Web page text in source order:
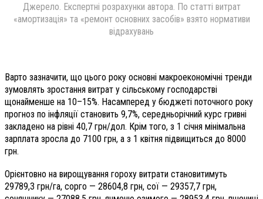
Джерело. Експертні розрахунки автора. По статті витрат
«амортизація» та «ремонт основних засобів» взято нормативи
відрахувань
Варто зазначити, що цього року основні макроекономічні тренди
зумовлять зростання витрат у сільському господарстві
щонайменше на 10–15%. Насамперед у бюджеті поточного року
прогноз по інфляції становить 9,7%, середньорічний курс гривні
закладено на рівні 40,7 грн/дол. Крім того, з 1 січня мінімальна
зарплата зросла до 7100 грн, а з 1 квітня підвищиться до 8000
грн.
Орієнтовно на вирощування гороху витрати становитимуть
29789,3 грн/га, сорго — 28604,8 грн, сої — 29357,7 грн,